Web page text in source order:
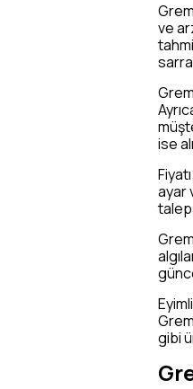
ve
ise
ayar
talep
gibi